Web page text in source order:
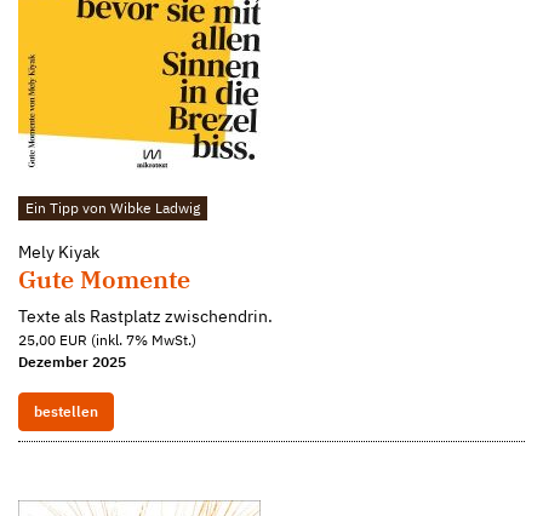
Ein Tipp von Wibke Ladwig
Mely Kiyak
Gute Momente
Texte als Rastplatz zwischendrin.
25,00 EUR (inkl. 7% MwSt.)
Dezember 2025
bestellen